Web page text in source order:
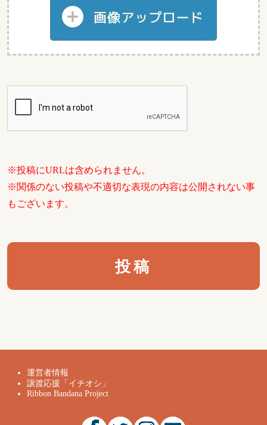
※投稿にURLは含められません。
※関係のない投稿や不適切な表現の内容は公開されない事
もございます。
運営者情報
譲渡応援「イチオシ」
Ribbon Bandana Project